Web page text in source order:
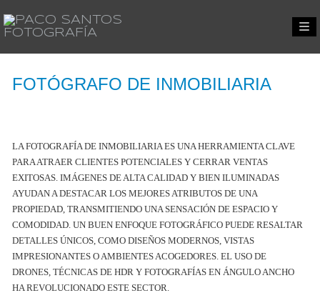
FOTÓGRAFO DE INMOBILIARIA
LA FOTOGRAFÍA DE INMOBILIARIA ES UNA HERRAMIENTA CLAVE
PARA ATRAER CLIENTES POTENCIALES Y CERRAR VENTAS
EXITOSAS. IMÁGENES DE ALTA CALIDAD Y BIEN ILUMINADAS
AYUDAN A DESTACAR LOS MEJORES ATRIBUTOS DE UNA
PROPIEDAD, TRANSMITIENDO UNA SENSACIÓN DE ESPACIO Y
COMODIDAD. UN BUEN ENFOQUE FOTOGRÁFICO PUEDE RESALTAR
DETALLES ÚNICOS, COMO DISEÑOS MODERNOS, VISTAS
IMPRESIONANTES O AMBIENTES ACOGEDORES. EL USO DE
DRONES, TÉCNICAS DE HDR Y FOTOGRAFÍAS EN ÁNGULO ANCHO
HA REVOLUCIONADO ESTE SECTOR.